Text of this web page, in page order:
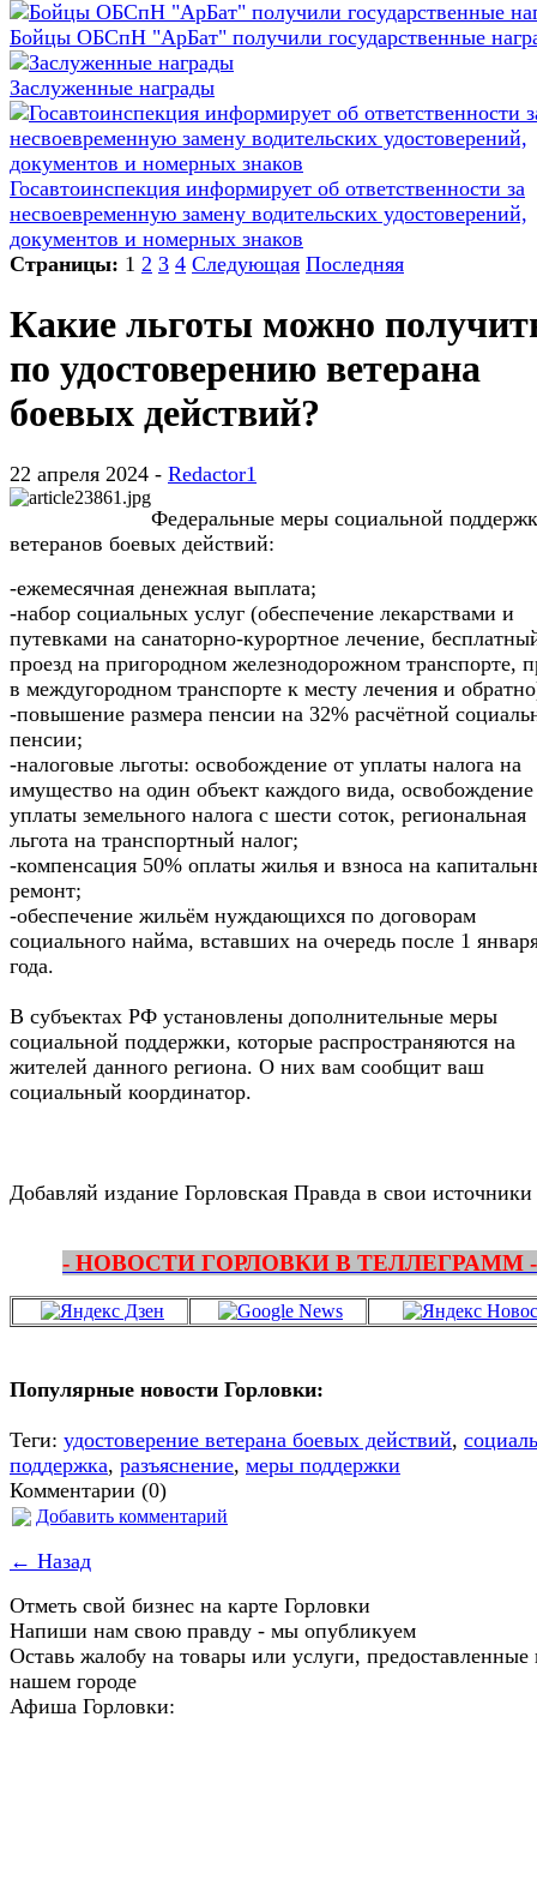
Бойцы ОБСпН "АрБат" получили государственные
Заслуженные награды
Госавтоинспекция информирует об ответственности за
несвоевременную замену водительских удостоверений,
документов и номерных знаков
Страницы: 1 2 3 4 Следующая Последняя
Какие льготы можно
по удостоверению ветерана
боевых действий?
22 апреля 2024 - Redactor1
Федеральные меры социальной
ветеранов боевых действий:
-ежемесячная денежная выплата;
-набор социальных услуг (обеспечение лекарствами и
путевками на санаторно-курортное лечение,
проезд на пригородном железнодорожном транспорте,
в междугородном транспорте к месту лечения и
-повышение размера пенсии на 32% расчётной
пенсии;
-налоговые льготы: освобождение от уплаты налога на
имущество на один объект каждого вида, освобождение
уплаты земельного налога с шести соток, региональная
льгота на транспортный налог;
-компенсация 50% оплаты жилья и взноса на
ремонт;
-обеспечение жильём нуждающихся по договорам
социального найма, вставших на очередь после 1
года.
В субъектах РФ установлены дополнительные меры
социальной поддержки, которые распространяются на
жителей данного региона. О них вам сообщит ваш
социальный координатор.
Добавляй издание Горловская Правда в свои источники
- НОВОСТИ ГОРЛОВКИ В ТЕЛЛЕГРАММ -
Популярные новости Горловки:
Теги: удостоверение ветерана боевых действий,
поддержка, разъяснение, меры поддержки
Комментарии (0)
Добавить комментарий
← Назад
Отметь свой бизнес на карте Горловки
Напиши нам свою правду - мы опубликуем
Оставь жалобу на товары или услуги, предоставленные
нашем городе
Афиша Горловки: